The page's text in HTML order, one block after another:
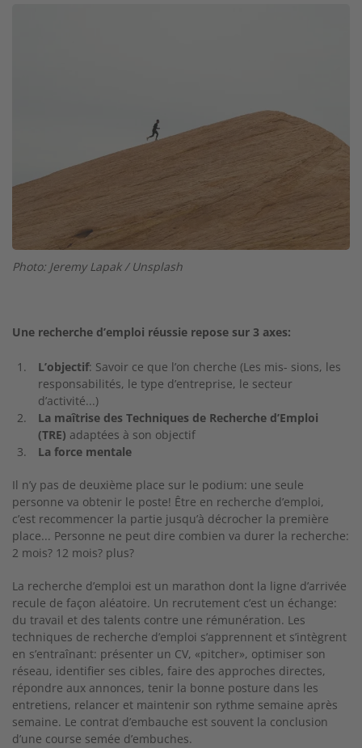
Photo: Jeremy Lapak / Unsplash
Une recherche d’emploi réussie repose sur 3 axes:
L’objectif: Savoir ce que l’on cherche (Les mis- sions, les
responsabilités, le type d’entreprise, le secteur
d’activité...)
La maîtrise des Techniques de Recherche d’Emploi
(TRE) adaptées à son objectif
La force mentale
Il n’y pas de deuxième place sur le podium: une seule
personne va obtenir le poste! Être en recherche d’emploi,
c’est recommencer la partie jusqu’à décrocher la première
place... Personne ne peut dire combien va durer la recherche:
2 mois? 12 mois? plus?
La recherche d’emploi est un marathon dont la ligne d’arrivée
recule de façon aléatoire. Un recrutement c’est un échange:
du travail et des talents contre une rémunération. Les
techniques de recherche d’emploi s’apprennent et s’intègrent
en s’entraînant: présenter un CV, «pitcher», optimiser son
réseau, identifier ses cibles, faire des approches directes,
répondre aux annonces, tenir la bonne posture dans les
entretiens, relancer et maintenir son rythme semaine après
semaine. Le contrat d’embauche est souvent la conclusion
d’une course semée d’embuches.